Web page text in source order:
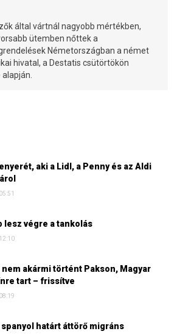
által vártnál nagyobb mértékben,
ütemben nőttek a
Németországban a német
hivatal, a Destatis csütörtökön
aki a Lidl, a Penny és az Aldi
lesz végre a tankolás
nem akármi történt Pakson, Magyar
tart – frissítve
határt áttörő migráns